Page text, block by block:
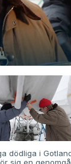
dödliga i
sig en